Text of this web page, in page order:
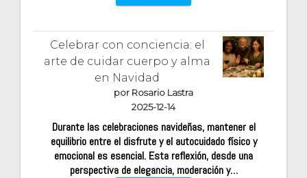
Celebrar con conciencia: el
arte de cuidar cuerpo y alma
en Navidad
por Rosario Lastra
2025-12-14
Durante las celebraciones navideñas, mantener el
equilibrio entre el disfrute y el autocuidado físico y
emocional es esencial. Esta reflexión, desde una
perspectiva de elegancia, moderación y…